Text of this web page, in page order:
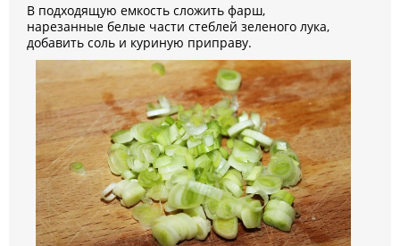
В подходящую емкость сложить фарш,
нарезанные белые части стеблей зеленого лука,
добавить соль и куриную приправу.